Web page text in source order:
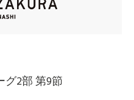
グ2部 第9節